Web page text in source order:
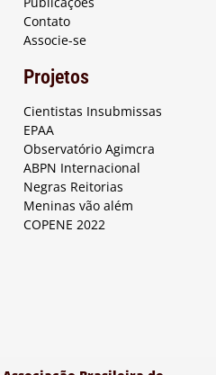
Contato
Associe-se
Projetos
Cientistas Insubmissas
EPAA
Observatório Agimcra
ABPN Internacional
Negras Reitorias
Meninas vão além
COPENE 2022